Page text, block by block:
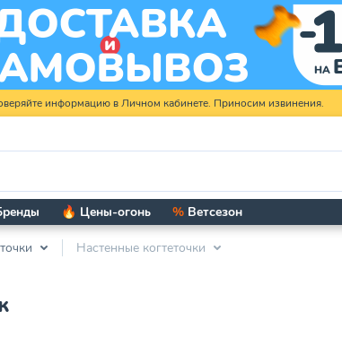
информацию в Личном кабинете. Приносим извинения.
🔥 Цены-огонь % Ветсезон
Настенные когтеточки